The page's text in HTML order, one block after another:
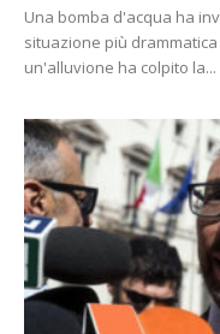
Una bomba d'acqua ha
situazione più
un'alluvione ha colpito la...